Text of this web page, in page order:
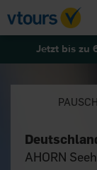
Jetzt bis zu
AHORN